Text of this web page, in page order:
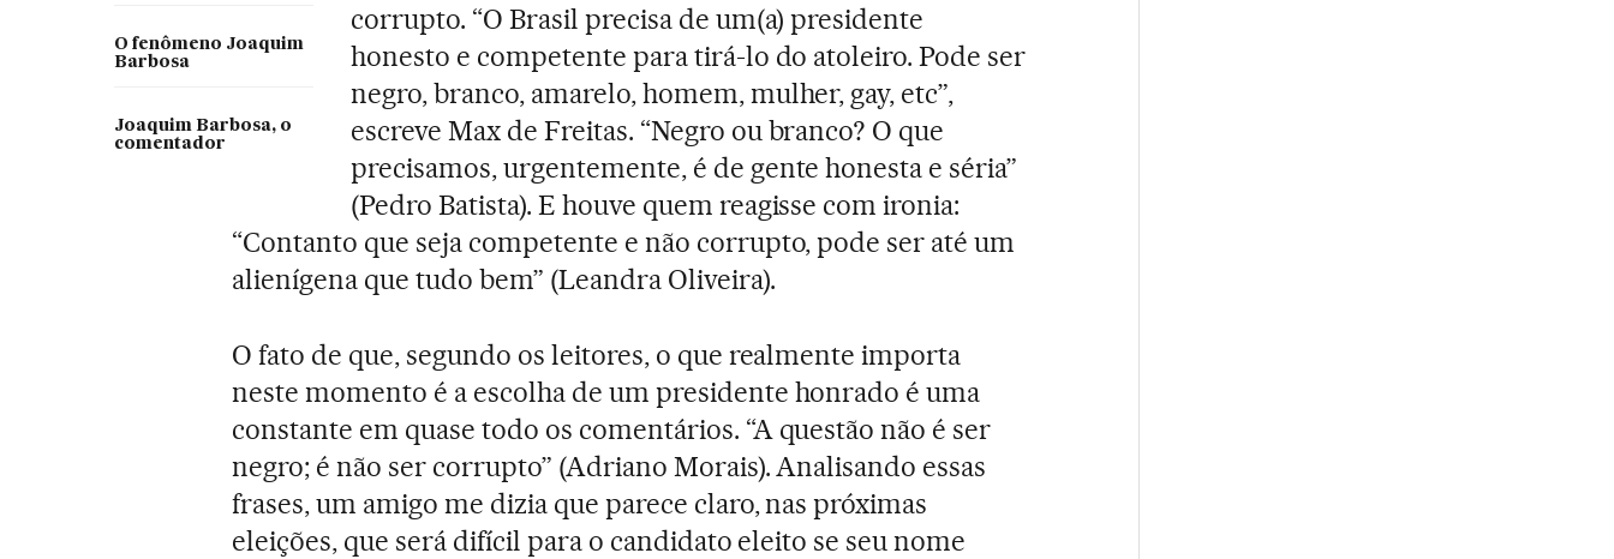
O fenômeno Joaquim
Barbosa
Joaquim Barbosa, o
comentador
corrupto. “O Brasil precisa de um(a) presidente
honesto e competente para tirá-lo do atoleiro. Pode ser
negro, branco, amarelo, homem, mulher, gay, etc”,
escreve Max de Freitas. “Negro ou branco? O que
precisamos, urgentemente, é de gente honesta e séria”
(Pedro Batista). E houve quem reagisse com ironia:
“Contanto que seja competente e não corrupto, pode ser até um
alienígena que tudo bem” (Leandra Oliveira).
O fato de que, segundo os leitores, o que realmente importa
neste momento é a escolha de um presidente honrado é uma
constante em quase todo os comentários. “A questão não é ser
negro; é não ser corrupto” (Adriano Morais). Analisando essas
frases, um amigo me dizia que parece claro, nas próximas
eleições, que será difícil para o candidato eleito se seu nome